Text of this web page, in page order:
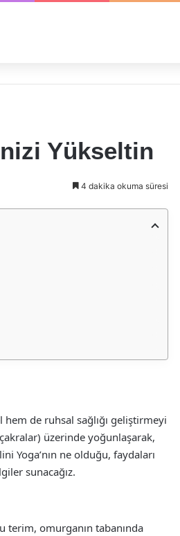
Yükseltin
4 dakika okuma süresi
de ruhsal sağlığı geliştirmeyi
üzerinde yoğunlaşarak,
Yoga’nın ne olduğu, faydaları
sunacağız.
terim, omurganın tabanında